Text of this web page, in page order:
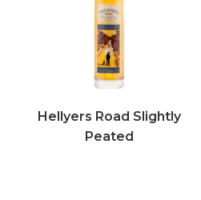
Hellyers Road Slightly
Peated